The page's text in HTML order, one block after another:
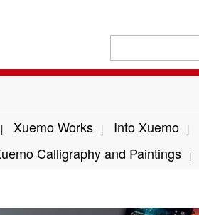
| Xuemo Works | Into Xuemo |
Calligraphy and Paintings |